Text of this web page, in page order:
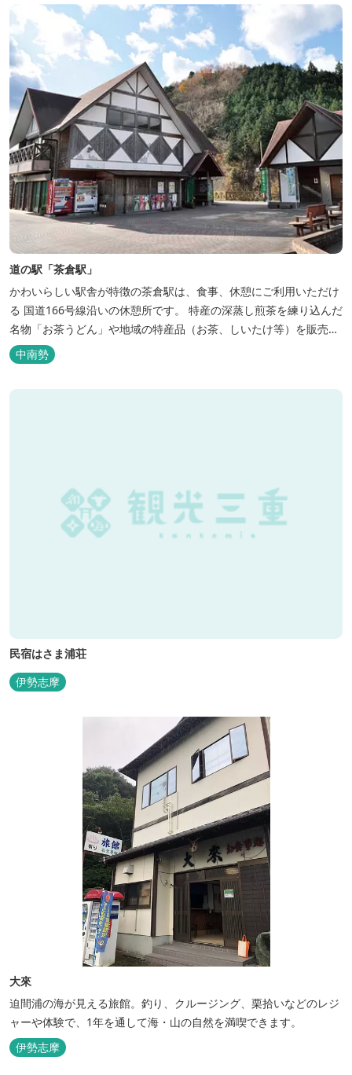
道の駅「茶倉駅」
かわいらしい駅舎が特徴の茶倉駅は、食事、休憩にご利用いただけ
る 国道166号線沿いの休憩所です。 特産の深蒸し煎茶を練り込んだ
名物「お茶うどん」や地域の特産品（お茶、しいたけ等）を販売。
吊り橋をわたれば宿泊施設のエバーグレイズ香肌峡まですぐ。 【イ
チオシ名物】 ・味噌カツ丼…地元産の甘味噌を使ったボリュームた
中南勢
民宿はさま浦荘
伊勢志摩
大來
迫間浦の海が見える旅館。釣り、クルージング、栗拾いなどのレジ
ャーや体験で、1年を通して海・山の自然を満喫できます。
伊勢志摩